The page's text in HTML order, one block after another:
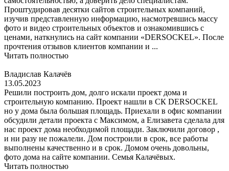
Проштудировав десятки сайтов строительных компаний,
изучив представленную информацию, насмотревшись массу
фото и видео строительных объектов и ознакомившись с
ценами, наткнулись на сайт компании «DERSOCKEL». После
прочтения отзывов клиентов компании и ...
Читать полностью
Владислав Калачёв
13.05.2023
Решили построить дом, долго искали проект дома и
строительную компанию. Проект нашли в СК DERSOCKEL
но у дома была большая площадь. Приехали в офис компании
обсудили детали проекта с Максимом, а Елизавета сделала для
нас проект дома необходимой площади. Заключили договор ,
и ни разу не пожалели. Дом построили в срок, все работы
выполнены качественно и в срок. Домом очень довольны,
фото дома на сайте компании. Семья Калачёвых.
Читать полностью